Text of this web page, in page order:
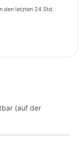
den letzten 24 Std.
(auf der